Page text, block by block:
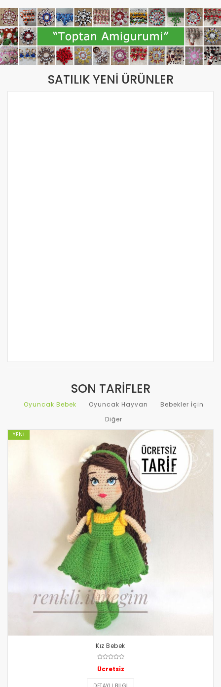
SATILIK YENİ ÜRÜNLER
SON TARIFLER
Oyuncak Bebek Oyuncak Hayvan
Bebekler İçin
Diğer
YENI
Kız Bebek
Ücretsiz